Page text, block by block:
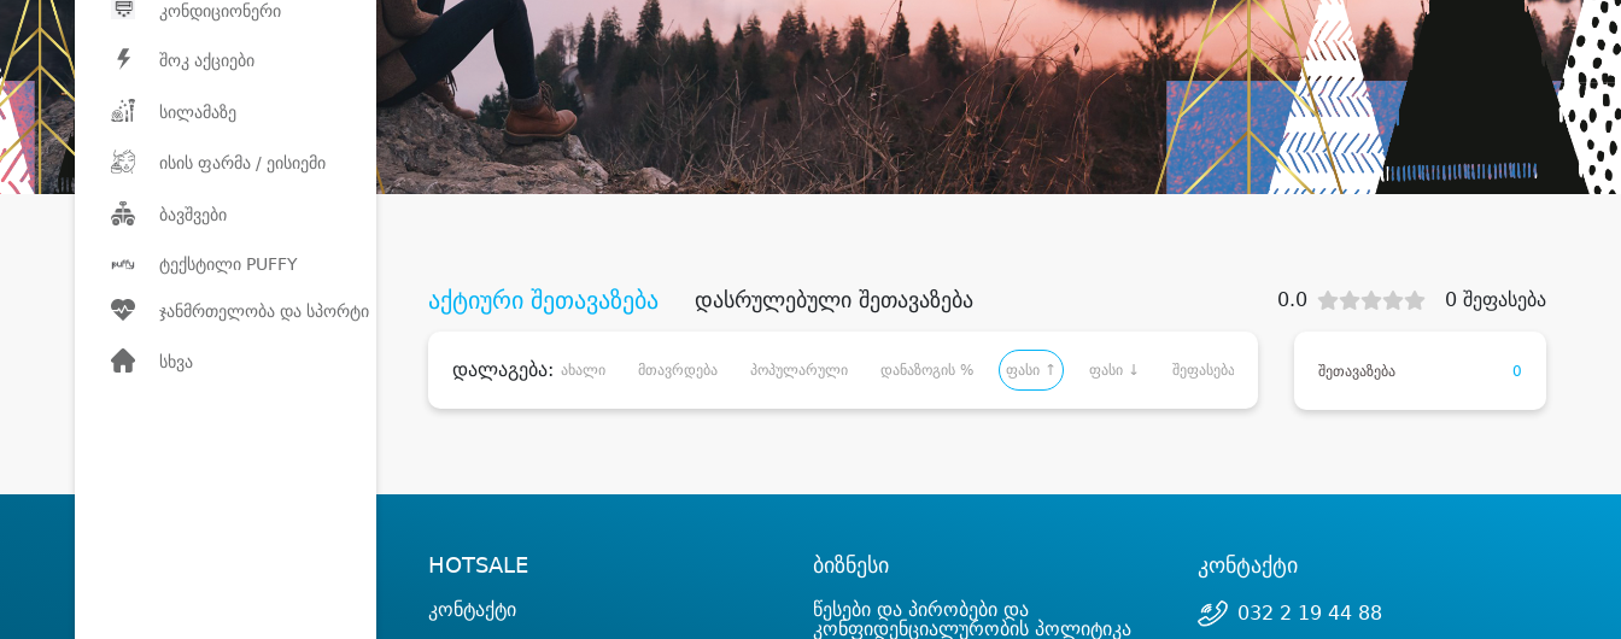
კონდიციონერი
შოკ აქციები
სილამაზე
ისის ფარმა / ეისიემი
ბავშვები
ტექსტილი PUFFY
ჯანმრთელობა და სპორტი
სხვა
აქტიური შეთავაზება დასრულებული შეთავაზება 0.0 0 შეფასება
დალაგება: ახალი მთავრდება პოპულარული დანაზოგის % ფასი ↑ ფასი ↓ შეფასება შეთავაზება 0
HOTSALE
კონტაქტი
ბიზნესი
წესები და პირობები და
კონფიდენციალურობის პოლიტიკა
კონტაქტი
032 2 19 44 88